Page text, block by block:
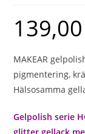
139,00
MAKEAR
pigmentering,
Hälsosamma
Gelpolish serie
glitter gellack